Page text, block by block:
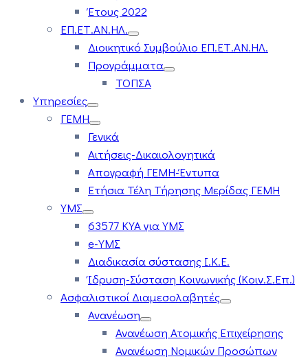
Έτους 2022
ΕΠ.ΕΤ.ΑΝ.ΗΛ.
Διοικητικό Συμβούλιο ΕΠ.ΕΤ.ΑΝ.ΗΛ.
Προγράμματα
ΤΟΠΣΑ
Υπηρεσίες
ΓΕΜΗ
Γενικά
Αιτήσεις-Δικαιολογητικά
Απογραφή ΓΕΜΗ-Έντυπα
Ετήσια Τέλη Τήρησης Μερίδας ΓΕΜΗ
ΥΜΣ
63577 ΚΥΑ για ΥΜΣ
e-ΥΜΣ
Διαδικασία σύστασης Ι.Κ.Ε.
Ίδρυση-Σύσταση Κοινωνικής (Κοιν.Σ.Επ.)
Ασφαλιστικοί Διαμεσολαβητές
Ανανέωση
Ανανέωση Ατομικής Επιχείρησης
Ανανέωση Νομικών Προσώπων